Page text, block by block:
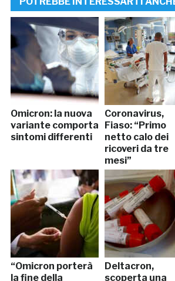
Omicron: la nuova
variante comporta
sintomi differenti
Coronavirus,
Fiaso: “Primo
netto calo dei
ricoveri da tre
mesi”
“Omicron porterà
la fine della
Deltacron,
scoperta una